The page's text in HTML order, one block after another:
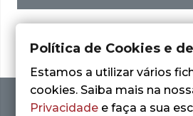
Política de Cookies e
Estamos a utilizar vários
cookies. Saiba mais na
Privacidade e faça a sua